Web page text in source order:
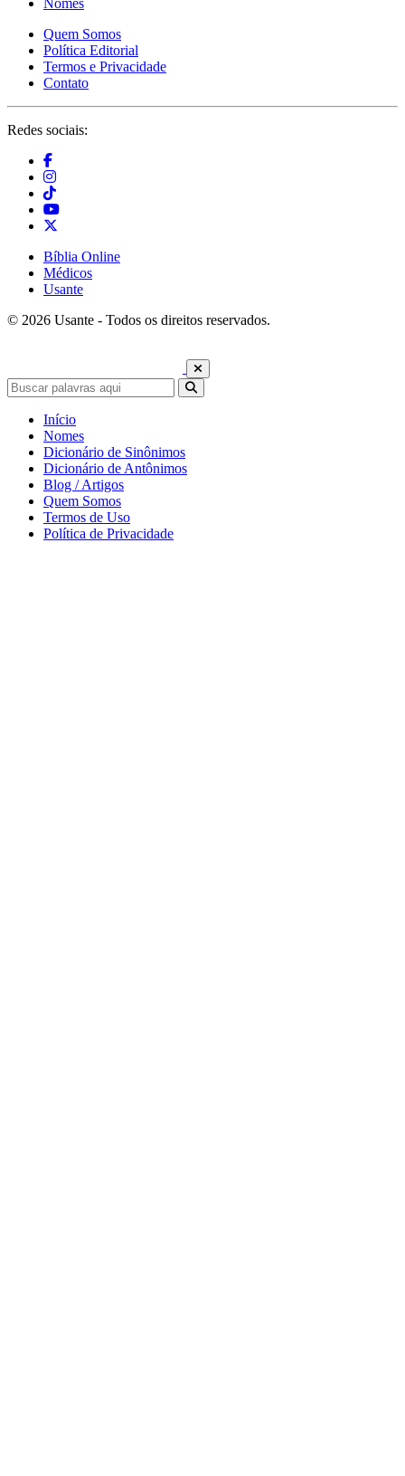
Nomes
Quem Somos
Política Editorial
Termos e Privacidade
Contato
Redes sociais:
Bíblia Online
Médicos
Usante
© 2026 Usante - Todos os direitos reservados.
Início
Nomes
Dicionário de Sinônimos
Dicionário de Antônimos
Blog / Artigos
Quem Somos
Termos de Uso
Política de Privacidade